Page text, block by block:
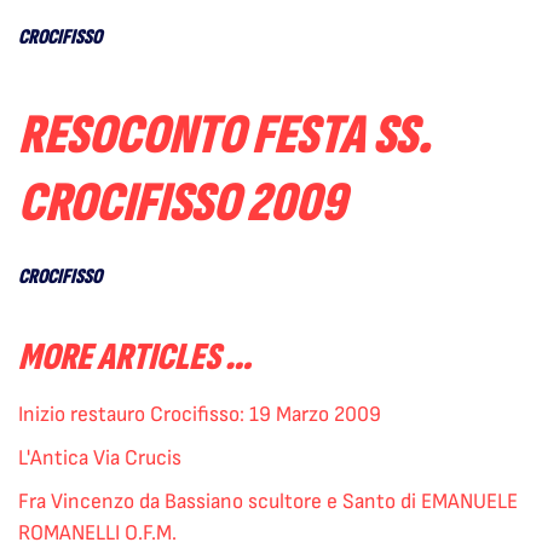
CROCIFISSO
RESOCONTO FESTA SS.
CROCIFISSO 2009
CROCIFISSO
MORE ARTICLES …
Inizio restauro Crocifisso: 19 Marzo 2009
L'Antica Via Crucis
Fra Vincenzo da Bassiano scultore e Santo di EMANUELE
ROMANELLI O.F.M.